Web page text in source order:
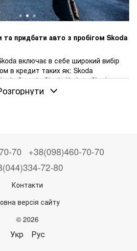
та придбати авто з пробігом Skoda
включає в себе широкий вибір
в кредит таких як: Skoda
Superb, Skoda Kodiaq, Skoda
Skoda Rapid та інші.
авто з пробігом Skoda Scala у
наші пропозиції в таких містах
Одеса, Дніпро, Запоріжжя, Рівне,
Полтава та інші.
щоб купити авто з пробігом в
Scala з пробігом
70
+38(098)460-70-70
72-80
Контакти
версія сайту
© 2026
Укр Рус